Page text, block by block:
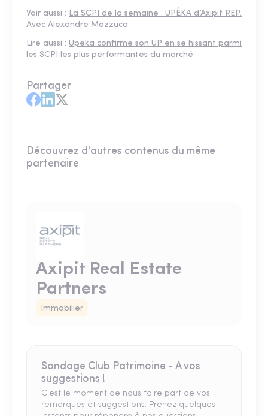
Voir aussi : La SCPI de la semaine : UPÊKA d’Axipit REP.
Avec Alexandre Mazzuca
Lire aussi : Upeka confirme son UP en se hissant parmi
les SCPI les plus performantes du marché
Partager
Découvrez d'autres contenus du même
partenaire
Axipit Real Estate
Partners
Immobilier
Sondage Club Patrimoine - A vos
suggestions !
C'est le moment de nous faire part de vos
remarques et suggestions. Prenez quelques